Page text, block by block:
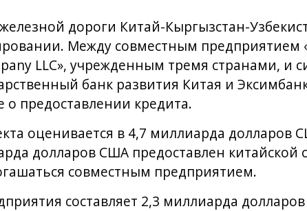
дороги Китай-Кыргызстан-
Между совместным предприятием
LLC», учрежденным тремя странами, и
банк развития Китая и
предоставлении кредита.
оценивается в 4,7 миллиарда долларов
долларов США предоставлен китайской
совместным предприятием.
составляет 2,3 миллиарда